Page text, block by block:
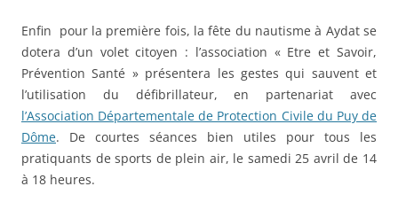
Enfin pour la première fois, la fête du nautisme à Aydat se
dotera d’un volet citoyen : l’association « Etre et Savoir,
Prévention Santé » présentera les gestes qui sauvent et
l’utilisation du défibrillateur, en partenariat avec
l’Association Départementale de Protection Civile du Puy de
Dôme. De courtes séances bien utiles pour tous les
pratiquants de sports de plein air, le samedi 25 avril de 14
à 18 heures.